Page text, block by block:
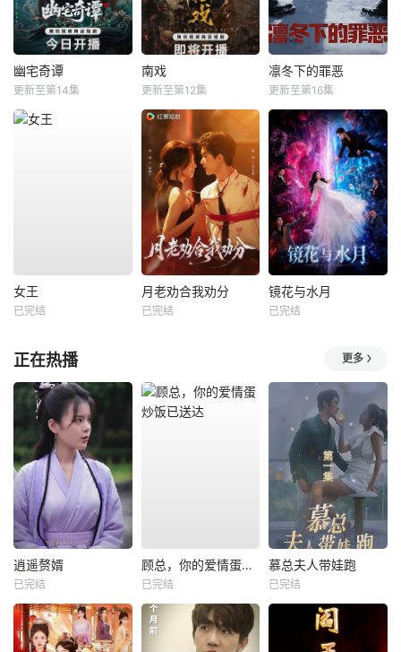
幽宅奇谭
更新至第14集
南戏
更新至第12集
凛冬下的罪恶
更新至第16集
女王
已完结
月老劝合我劝分
已完结
镜花与水月
已完结
正在热播 更多
逍遥赘婿
已完结
顾总，你的爱情蛋炒饭已送达
已完结
慕总夫人带娃跑
已完结